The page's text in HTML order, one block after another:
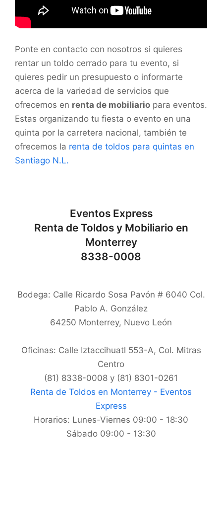
Ponte en contacto con nosotros si quieres
rentar un toldo cerrado para tu evento, si
quieres pedir un presupuesto o informarte
acerca de la variedad de servicios que
ofrecemos en renta de mobiliario para eventos.
Estas organizando tu fiesta o evento en una
quinta por la carretera nacional, también te
ofrecemos la renta de toldos para quintas en
Santiago N.L.
Eventos Express
Renta de Toldos y Mobiliario en
Monterrey
8338-0008
Bodega: Calle Ricardo Sosa Pavón # 6040 Col.
Pablo A. González
64250 Monterrey, Nuevo León
Oficinas: Calle Iztaccihuatl 553-A, Col. Mitras
Centro
(81) 8338-0008 y (81) 8301-0261
Renta de Toldos en Monterrey - Eventos
Express
Horarios: Lunes-Viernes 09:00 - 18:30
Sábado 09:00 - 13:30